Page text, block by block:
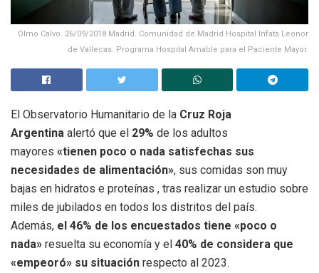
Olmo Calvo. 26/09/2018 Madrid. Comunidad de Madrid Hospital Infata Leonor
de Vallecas. Programa Hospital Amable para el Paciente Mayor.
El Observatorio Humanitario de la Cruz Roja
Argentina alertó que el 29% de los adultos
mayores «tienen poco o nada satisfechas sus
necesidades de alimentación», sus comidas son muy
bajas en hidratos e proteínas , tras realizar un estudio sobre
miles de jubilados en todos los distritos del país.
Además, el 46% de los encuestados tiene «poco o
nada» resuelta su economía y el 40% de considera que
«empeoró» su situación respecto al 2023.